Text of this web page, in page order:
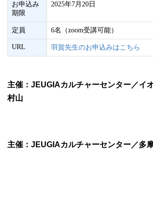
お申込み
期限
2025年7月20日
定員 6名（zoom受講可能）
URL 羽賀先生のお申込みはこちら
主催：JEUGIAカルチャーセンター／イ
村山
主催：JEUGIAカルチャーセンター／多